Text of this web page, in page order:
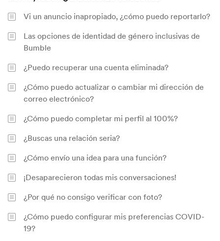
Vi un anuncio inapropiado, ¿cómo puedo reportarlo?
Las opciones de identidad de género inclusivas de
Bumble
¿Puedo recuperar una cuenta eliminada?
¿Cómo puedo actualizar o cambiar mi dirección de
correo electrónico?
¿Cómo puedo completar mi perfil al 100%?
¿Buscas una relación seria?
¿Cómo envío una idea para una función?
¡Desaparecieron todas mis conversaciones!
¿Por qué no consigo verificar con foto?
¿Cómo puedo configurar mis preferencias COVID-
19?